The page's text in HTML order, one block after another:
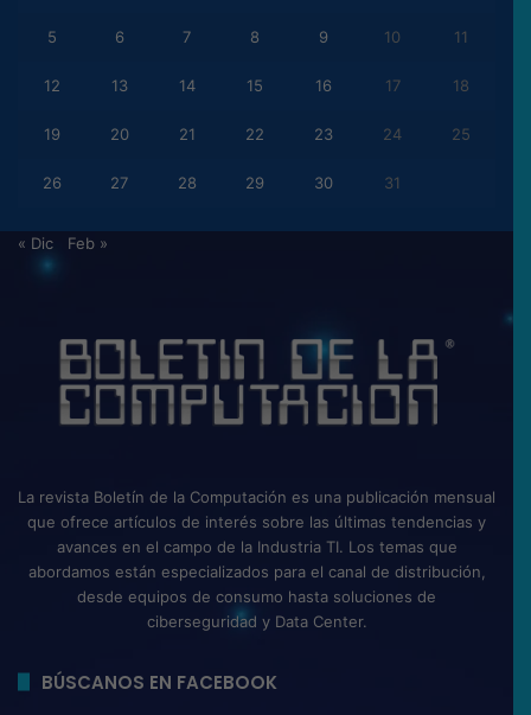
5 6 7 8 9 10 11
12 13 14 15 16 17 18
19 20 21 22 23 24 25
26 27 28 29 30 31
« Dic Feb »
La revista Boletín de la Computación es una publicación mensual
que ofrece artículos de interés sobre las últimas tendencias y
avances en el campo de la Industria TI. Los temas que
abordamos están especializados para el canal de distribución,
desde equipos de consumo hasta soluciones de
ciberseguridad y Data Center.
BÚSCANOS EN FACEBOOK